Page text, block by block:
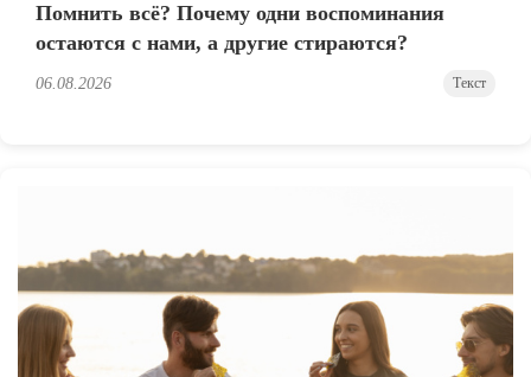
Помнить всё? Почему одни воспоминания
остаются с нами, а другие стираются?
06.08.2026 Текст